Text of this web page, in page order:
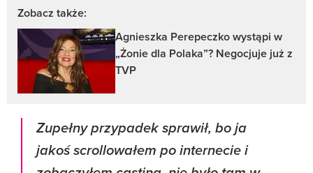
Zobacz także:
Agnieszka Perepeczko wystąpi w
„Żonie dla Polaka”? Negocjuje już z
TVP
Zupełny przypadek sprawił, bo ja
jakoś scrollowałem po internecie i